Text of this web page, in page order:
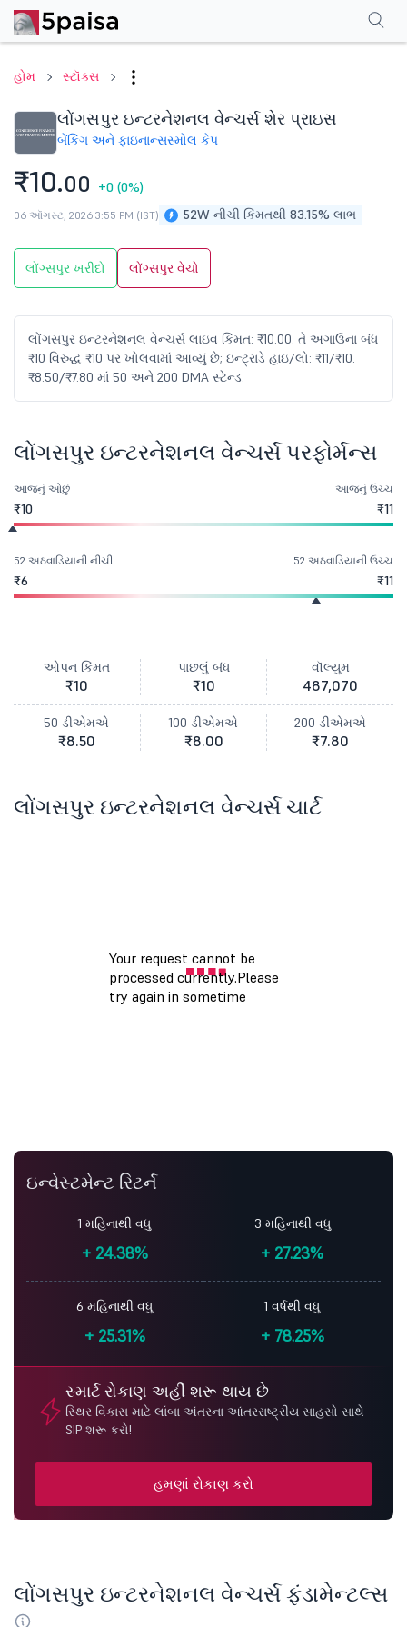
હોમ સ્ટૉક્સ
લોંગસપુર ઇન્ટરનેશનલ વેન્ચર્સ શેર પ્રાઇસ
બેંકિંગ અને ફાઇનાન્સસ્મોલ કેપ
₹10.00 +0 (0%)
52W નીચી કિંમતથી 83.15% લાભ
06 ઑગસ્ટ, 2026 3:55 PM (IST)
લોંગ્સપુર ખરીદો લોંગ્સપુર વેચો
લોંગસપુર ઇન્ટરનેશનલ વેન્ચર્સ લાઇવ કિંમત: ₹10.00. તે અગાઉના બંધ
₹10 વિરુદ્ધ ₹10 પર ખોલવામાં આવ્યું છે; ઇન્ટ્રાડે હાઇ/લો: ₹11/₹10.
₹8.50/₹7.80 માં 50 અને 200 DMA સ્ટેન્ડ.
પરફોર્મન્સફાઇનાન્શિયલ્સ વધુ
લોંગસપુર ઇન્ટરનેશનલ વેન્ચર્સ પરફોર્મન્સ
આજનું ઓછું
₹10
આજનું ઉચ્ચ
₹11
52 અઠવાડિયાની નીચી
₹6
52 અઠવાડિયાની ઉચ્ચ
₹11
ઓપન કિંમત
₹10
પાછલું બંધ
₹10
વૉલ્યુમ
487,070
50 ડીએમએ
₹8.50
100 ડીએમએ
₹8.00
200 ડીએમએ
₹7.80
લોંગસપુર ઇન્ટરનેશનલ વેન્ચર્સ ચાર્ટ
ઇન્વેસ્ટમેન્ટ રિટર્ન
1 મહિનાથી વધુ
+24.38%
3 મહિનાથી વધુ
+ 27.23%
6 મહિનાથી વધુ
+25.31%
1 વર્ષથી વધુ
+78.25%
સ્માર્ટ રોકાણ અહીં શરૂ થાય છે
સ્થિર વિકાસ માટે લાંબા અંતરના આંતરરાષ્ટ્રીય સાહસો સાથે
SIP શરૂ કરો!
હમણાં રોકાણ કરો
લોંગસપુર ઇન્ટરનેશનલ વેન્ચર્સ ફંડામેન્ટલ્સ